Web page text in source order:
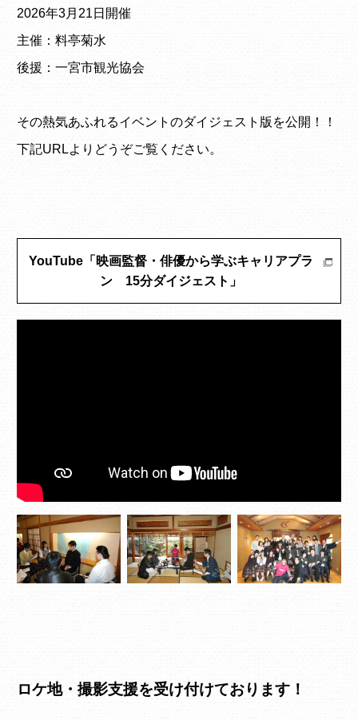
2026年3月21日開催
主催：料亭菊水
後援：一宮市観光協会
その熱気あふれるイベントのダイジェスト版を公開！！
下記URLよりどうぞご覧ください。
YouTube「映画監督・俳優から学ぶキャリアプラ
ン 15分ダイジェスト」
ロケ地・撮影支援を受け付けております！